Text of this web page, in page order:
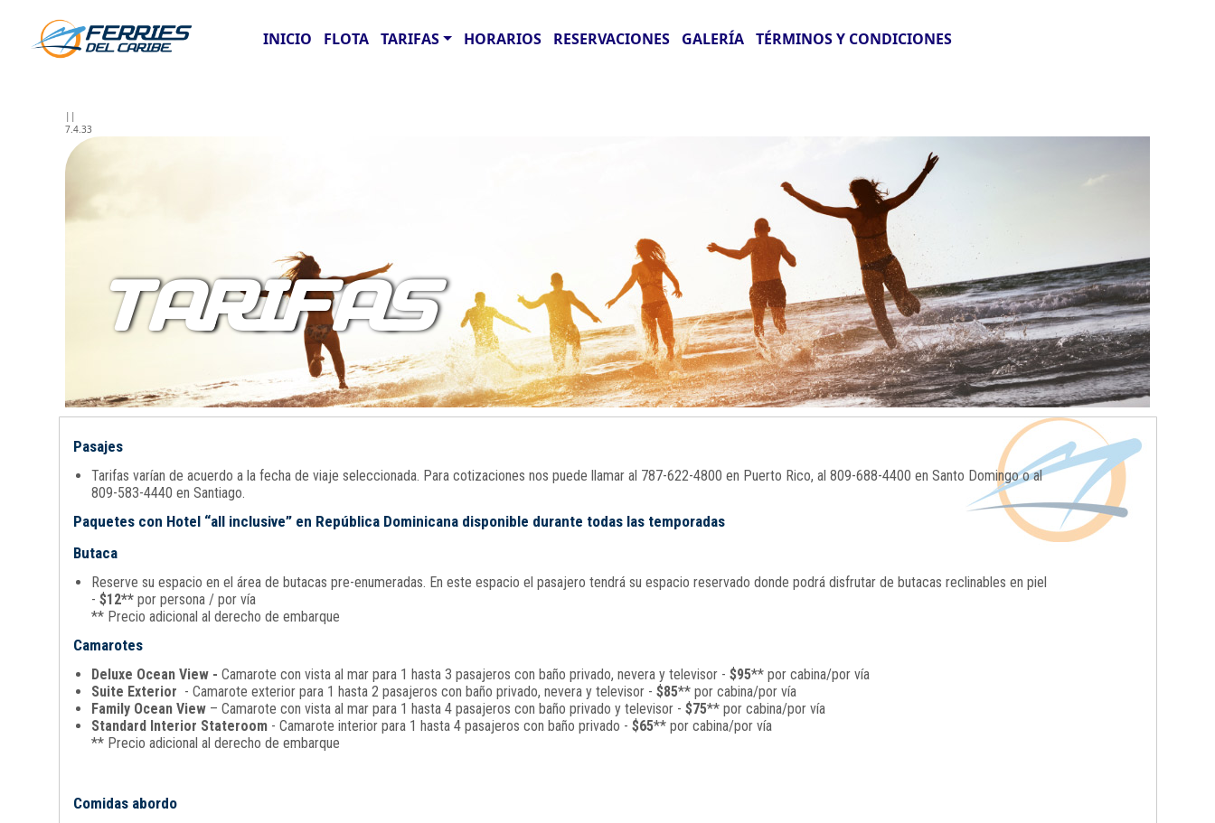
INICIO FLOTA TARIFAS HORARIOS RESERVACIONES GALERÍA TÉRMINOS Y CONDICIONES
||
7.4.33
TARIFAS
Pasajes
Tarifas varían de acuerdo a la fecha de viaje seleccionada. Para cotizaciones nos puede llamar al 787-622-4800 en Puerto Rico, al 809-688-4400 en Santo Domingo o al
809-583-4440 en Santiago.
Paquetes con Hotel “all inclusive” en República Dominicana disponible durante todas las temporadas
Butaca
Reserve su espacio en el área de butacas pre-enumeradas. En este espacio el pasajero tendrá su espacio reservado donde podrá disfrutar de butacas reclinables en piel
- $12**por persona / por vía
** Precio adicional al derecho de embarque
Camarotes
Deluxe Ocean View - Camarote con vista al mar para 1 hasta 3 pasajeros con baño privado, nevera y televisor - $95** por cabina/por vía
Suite Exterior - Camarote exterior para 1 hasta 2 pasajeros con baño privado, nevera y televisor - $85** por cabina/por vía
Family Ocean View– Camarote con vista al mar para 1 hasta 4 pasajeros con baño privado y televisor - $75** por cabina/por vía
Standard Interior Stateroom- Camarote interior para 1 hasta 4 pasajeros con baño privado - $65** por cabina/por vía
** Precio adicional al derecho de embarque
Comidas abordo